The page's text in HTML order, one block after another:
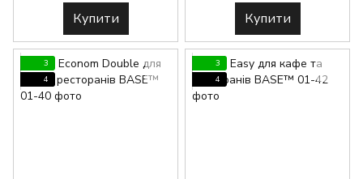
Купити Купити
3
4
3
4